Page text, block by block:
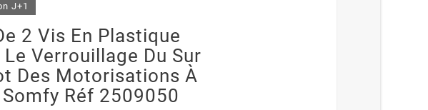
J+1
2 Vis En Plastique
Le Verrouillage Du Sur
Des Motorisations À
Somfy Réf 2509050